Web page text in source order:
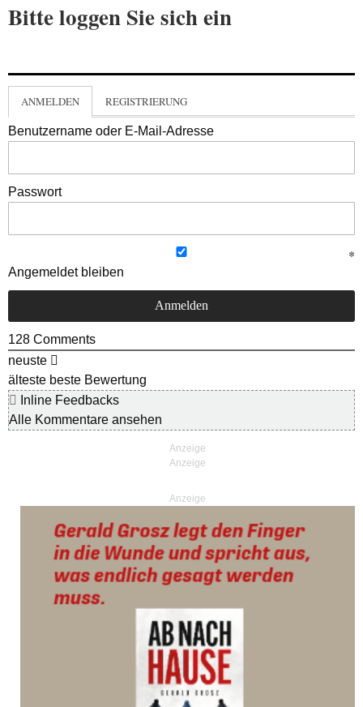
Bitte loggen Sie sich ein
ANMELDEN REGISTRIERUNG
Benutzername oder E-Mail-Adresse
Passwort
Angemeldet bleiben
128 Comments
neuste
älteste beste Bewertung
Inline Feedbacks
Alle Kommentare ansehen
Anzeige